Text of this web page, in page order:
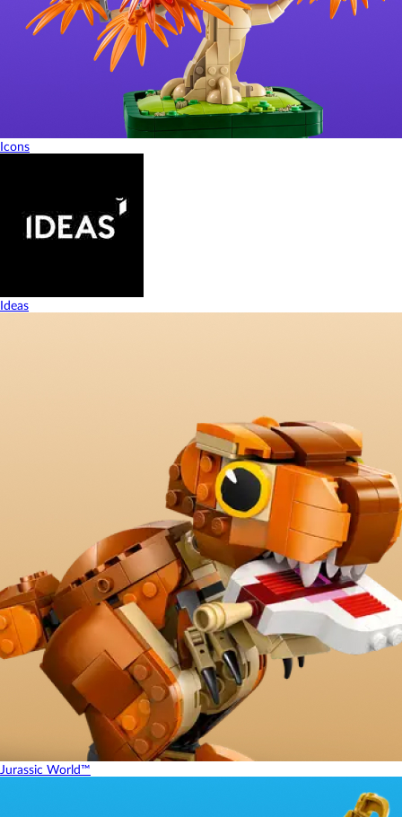
Icons
Ideas
Jurassic World™